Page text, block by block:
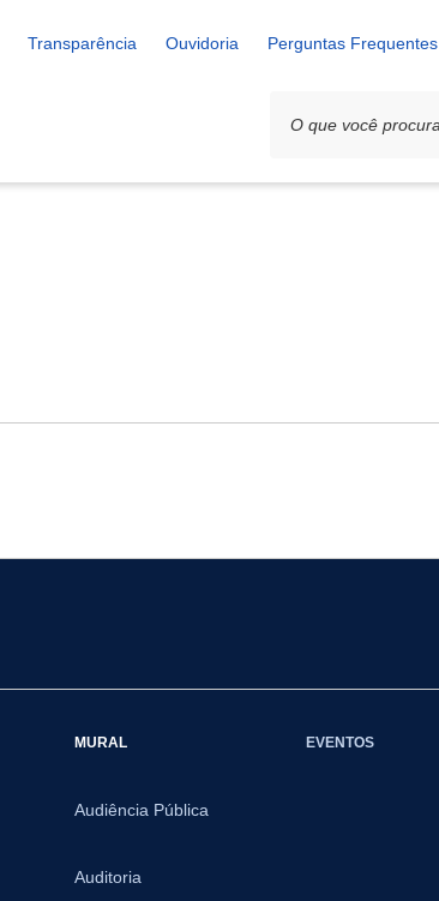
Transparência Ouvidoria Perguntas Frequentes
MURAL
Audiência Pública
Auditoria
EVENTOS